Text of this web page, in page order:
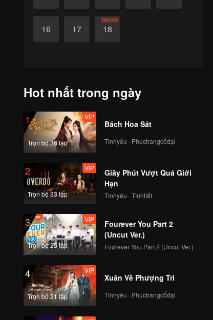
16 17 18
Tập cuối
Hot nhất trong ngày
1
Trọn bộ 36 tập
VIP
Bách Hoa Sát
Tìnhyêu · Phụctrangcổđại
2
Trọn bộ 33 tập
VIP
Giây Phút Vượt Quá Giới
Hạn
Tìnhyêu · Tìnhtiết
3
Trọn bộ 25 tập
VIP
Fourever You Part 2
(Uncut Ver.)
Fourever You Part 2 (Uncut Ver.)
4
Trọn bộ 21 tập
VIP
Xuân Về Phượng Trì
Tìnhyêu · Phụctrangcổđại